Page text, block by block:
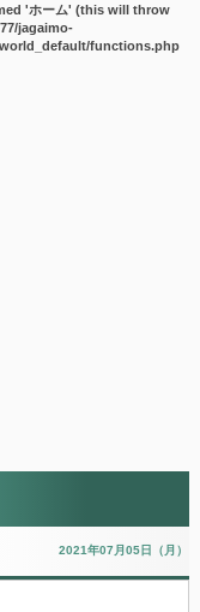
'ホーム' (this will throw
jagaimo-
functions.php
2021年07月05日（月）